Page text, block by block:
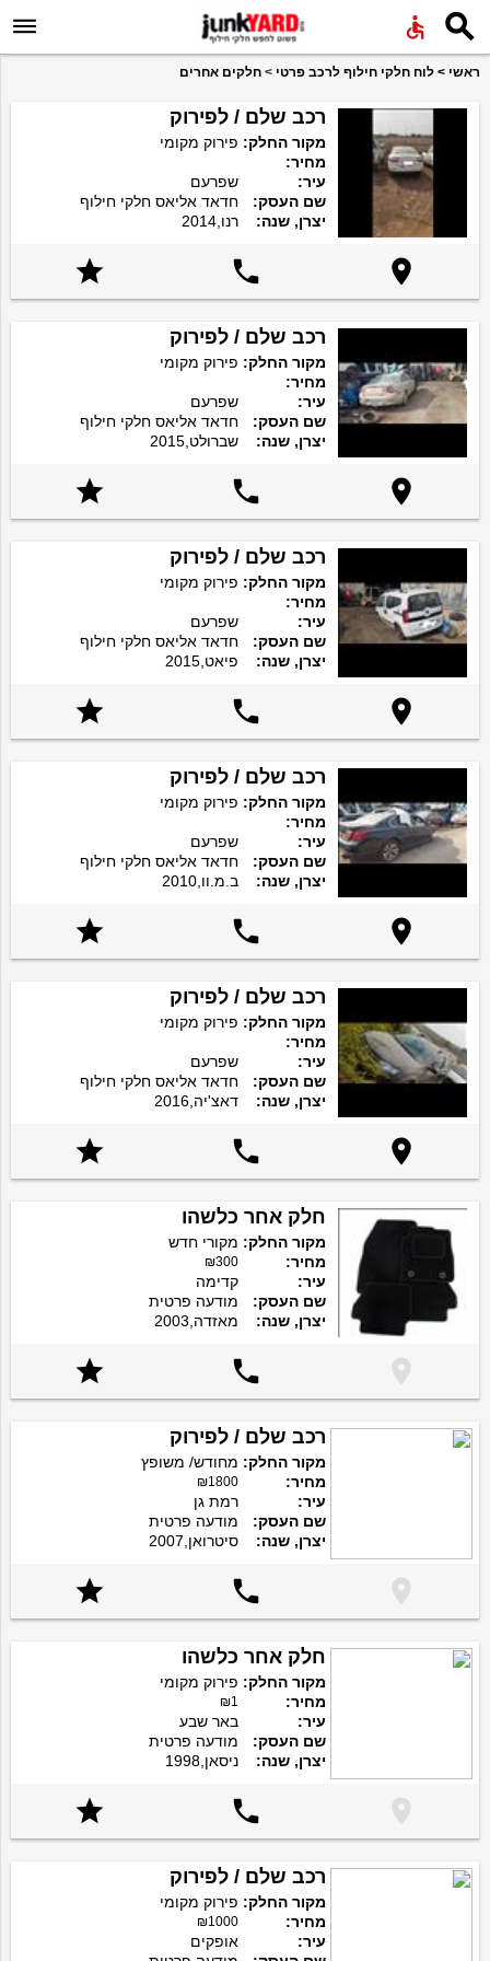
 
ראשי > לוח חלקי חילוף לרכב פרטי > חלקים אחרים
רכב שלם / לפירוק
מקור החלק: פירוק מקומי
מחיר:
עיר:
שפרעם
שם העסק:
חדאד אליאס חלקי חילוף
יצרן, שנה:
רנו,2014



רכב שלם / לפירוק
מקור החלק: פירוק מקומי
מחיר:
עיר:
שפרעם
שם העסק:
חדאד אליאס חלקי חילוף
יצרן, שנה:
שברולט,2015



רכב שלם / לפירוק
מקור החלק: פירוק מקומי
מחיר:
עיר:
שפרעם
שם העסק:
חדאד אליאס חלקי חילוף
יצרן, שנה:
פיאט,2015



רכב שלם / לפירוק
מקור החלק: פירוק מקומי
מחיר:
עיר:
שפרעם
שם העסק:
חדאד אליאס חלקי חילוף
יצרן, שנה:
ב.מ.וו,2010



רכב שלם / לפירוק
מקור החלק: פירוק מקומי
מחיר:
עיר:
שפרעם
שם העסק:
חדאד אליאס חלקי חילוף
יצרן, שנה:
דאצ'יה,2016



חלק אחר כלשהו
מקור החלק: מקורי חדש
מחיר:
₪300
עיר:
קדימה
שם העסק:
מודעה פרטית
יצרן, שנה:
מאזדה,2003



רכב שלם / לפירוק
מקור החלק: מחודש/ משופץ
מחיר:
₪1800
עיר:
רמת גן
שם העסק:
מודעה פרטית
יצרן, שנה:
סיטרואן,2007



חלק אחר כלשהו
מקור החלק: פירוק מקומי
מחיר:
₪1
עיר:
באר שבע
שם העסק:
מודעה פרטית
יצרן, שנה:
ניסאן,1998



רכב שלם / לפירוק
מקור החלק: פירוק מקומי
מחיר:
₪1000
עיר:
אופקים